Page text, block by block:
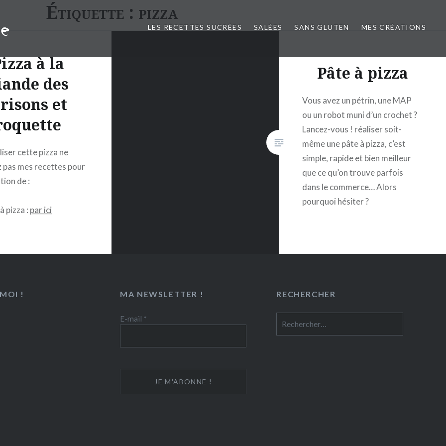
LES RECETTES SUCRÉES SALÉES SANS GLUTEN MES CRÉATIONS
Étiquette : pizza
à la
des
et
cette pizza ne
pas mes recettes pour
de :
pizza : par ici
Pâte à pizza
Vous avez un pétrin, une MAP
ou un robot muni d’un crochet ?
Lancez-vous ! réaliser soit-
même une pâte à pizza, c’est
simple, rapide et bien meilleur
que ce qu’on trouve parfois
dans le commerce… Alors
pourquoi hésiter ?
! MA NEWSLETTER !
E-mail *
RECHERCHER